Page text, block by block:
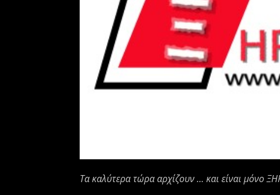
Τα καλύτερα τώρα αρχίζουν ... και είναι μόνο